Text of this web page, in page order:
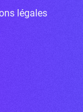
légales